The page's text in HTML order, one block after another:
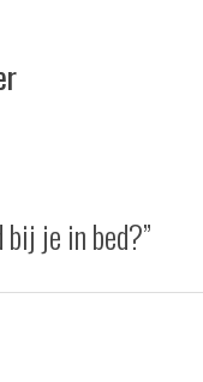
bij je in bed?”